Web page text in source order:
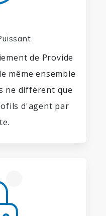
de Provide
même ensemble
ne diffèrent que
d'agent par